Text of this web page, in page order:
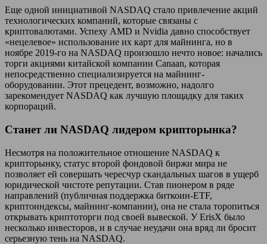
Еще одной инициативой NASDAQ стало привлечение акций
технологических компаний, которые связаны с
криптовалютами. Успеху AMD и Nvidia давно способствует
«нецелевое» использование их карт для майнинга, но в
ноябре 2019-го на NASDAQ произошло нечто новое: начались
торги акциями китайской компании Canaan, которая
непосредственно специализируется на майнинг-
оборудовании. Этот прецедент, возможно, надолго
зарекомендует NASDAQ как лучшую площадку для таких
корпораций.
Станет ли NASDAQ лидером крипторынка?
Несмотря на положительное отношение NASDAQ к
крипторынку, статус второй фондовой биржи мира не
позволяет ей совершать чересчур скандальных шагов в ущерб
юридической чистоте репутации. Став пионером в ряде
направлений (публичная поддержка биткоин-ETF,
криптоиндексы, майнинг-компании), она не стала торопиться
открывать криптоторги под своей вывеской. У ErisX было
несколько инвесторов, и в случае неудачи она вряд ли бросит
серьезную тень на NASDAQ.